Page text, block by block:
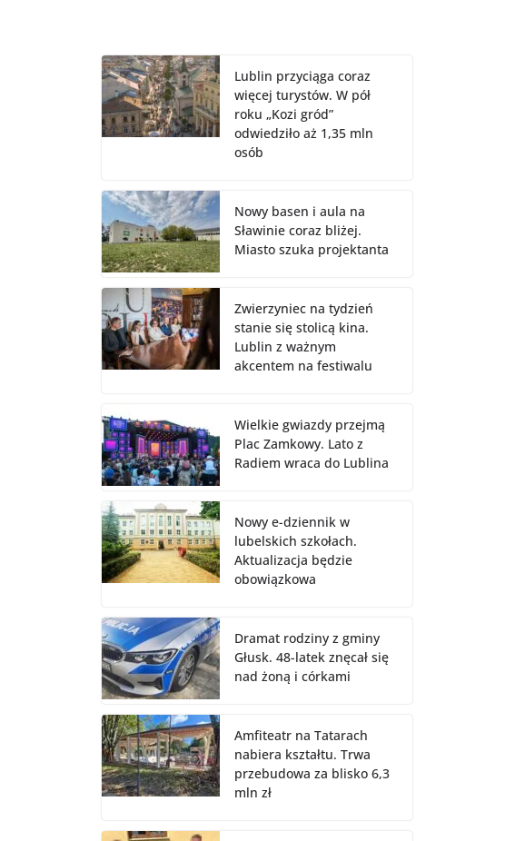
Lublin przyciąga coraz
więcej turystów. W pół
roku „Kozi gród”
odwiedziło aż 1,35 mln
osób
Nowy basen i aula na
Sławinie coraz bliżej.
Miasto szuka projektanta
Zwierzyniec na tydzień
stanie się stolicą kina.
Lublin z ważnym
akcentem na festiwalu
Wielkie gwiazdy przejmą
Plac Zamkowy. Lato z
Radiem wraca do Lublina
Nowy e-dziennik w
lubelskich szkołach.
Aktualizacja będzie
obowiązkowa
Dramat rodziny z gminy
Głusk. 48-latek znęcał się
nad żoną i córkami
Amfiteatr na Tatarach
nabiera kształtu. Trwa
przebudowa za blisko 6,3
mln zł